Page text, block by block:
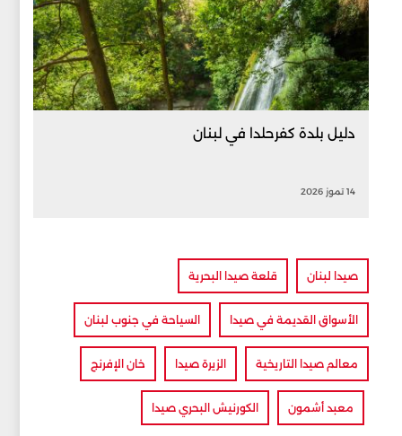
دليل بلدة كفرحلدا في لبنان
صيدا لبنان قلعة صيدا البحرية
الأسواق القديمة في صيدا السياحة في جنوب لبنان
معالم صيدا التاريخية الزيرة صيدا خان الإفرنج
معبد أشمون الكورنيش البحري صيدا